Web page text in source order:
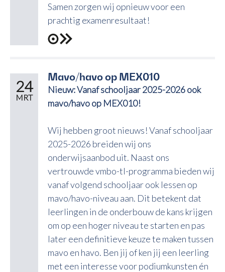
Samen zorgen wij opnieuw voor een
prachtig examenresultaat!
Mavo/havo op MEX010
24
MRT
Nieuw: Vanaf schooljaar 2025-2026 ook
mavo/havo op MEX010!
Wij hebben groot nieuws! Vanaf schooljaar
2025-2026 breiden wij ons
onderwijsaanbod uit. Naast ons
vertrouwde vmbo-tl-programma bieden wij
vanaf volgend schooljaar ook lessen op
mavo/havo-niveau aan. Dit betekent dat
leerlingen in de onderbouw de kans krijgen
om op een hoger niveau te starten en pas
later een definitieve keuze te maken tussen
mavo en havo. Ben jij of ken jij een leerling
met een interesse voor podiumkunsten én